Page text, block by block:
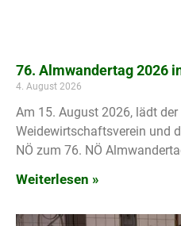
76. Almwandertag 2026
4. August 2026
Am 15. August 2026, lädt der
Weidewirtschaftsverein und
NÖ zum 76. NÖ
Weiterlesen »